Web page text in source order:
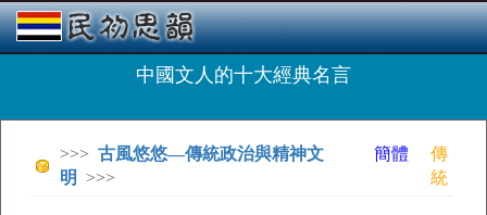
中國文人的十大經典名言
>>> 古風悠悠—傳統政治與精神文
明
>>>
簡體
傳
統